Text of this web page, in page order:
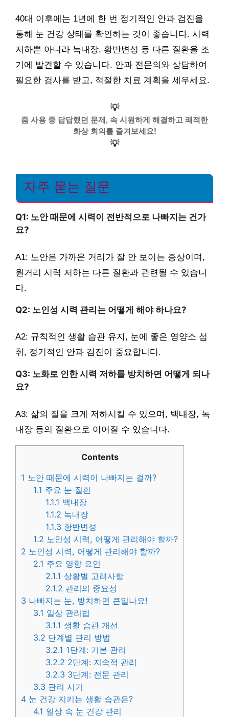
40대 이후에는 1년에 한 번 정기적인 안과 검진을
통해 눈 건강 상태를 확인하는 것이 좋습니다. 시력
저하뿐 아니라 녹내장, 황반변성 등 다른 질환을 조
기에 발견할 수 있습니다. 안과 전문의와 상담하여
필요한 검사를 받고, 적절한 치료 계획을 세우세요.
💡
줌 사용 중 답답했던 문제, 속 시원하게 해결하고 쾌적한
화상 회의를 즐겨보세요!
💡
자주 묻는 질문
Q1: 노안 때문에 시력이 전반적으로 나빠지는 건가
요?
A1: 노안은 가까운 거리가 잘 안 보이는 증상이며,
원거리 시력 저하는 다른 질환과 관련될 수 있습니
다.
Q2: 노인성 시력 관리는 어떻게 해야 하나요?
A2: 규칙적인 생활 습관 유지, 눈에 좋은 영양소 섭
취, 정기적인 안과 검진이 중요합니다.
Q3: 노화로 인한 시력 저하를 방치하면 어떻게 되나
요?
A3: 삶의 질을 크게 저하시킬 수 있으며, 백내장, 녹
내장 등의 질환으로 이어질 수 있습니다.
Contents
1 노안 때문에 시력이 나빠지는 걸까?
1.1 주요 눈 질환
1.1.1 백내장
1.1.2 녹내장
1.1.3 황반변성
1.2 노인성 시력, 어떻게 관리해야 할까?
2 노인성 시력, 어떻게 관리해야 할까?
2.1 주요 영향 요인
2.1.1 상황별 고려사항
2.1.2 관리의 중요성
3 나빠지는 눈, 방치하면 큰일나요!
3.1 일상 관리법
3.1.1 생활 습관 개선
3.2 단계별 관리 방법
3.2.1 1단계: 기본 관리
3.2.2 2단계: 지속적 관리
3.2.3 3단계: 전문 관리
3.3 관리 시기
4 눈 건강 지키는 생활 습관은?
4.1 일상 속 눈 건강 관리